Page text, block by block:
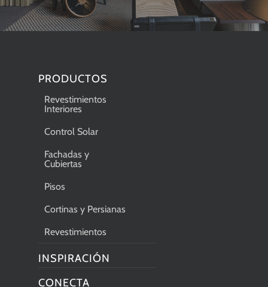
PRODUCTOS
Revestimientos
Interiores
Control Solar
Fachadas y
Cubiertas
Pisos
Cortinas y Persianas
Revestimientos
INSPIRACIÓN
CONECTA